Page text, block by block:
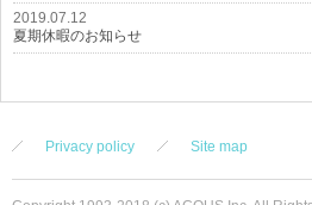
2019.07.12
夏期休暇のお知らせ
Privacy policy Site map